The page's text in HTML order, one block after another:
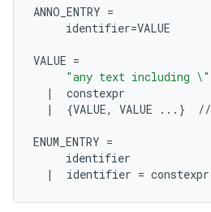
ANNO_ENTRY =
identifier=VALUE
VALUE =
"any text including \"
|
constexpr
|
{VALUE, VALUE ... } //
ENUM_ENTRY =
identifier
|
identifier = constexpr